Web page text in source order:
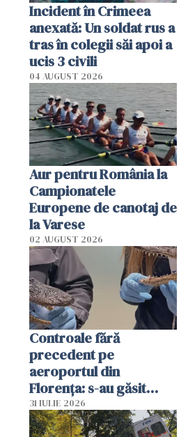
Incident în Crimeea
anexată: Un soldat rus a
tras în colegii săi apoi a
ucis 3 civili
04 AUGUST 2026
Aur pentru România la
Campionatele
Europene de canotaj de
la Varese
02 AUGUST 2026
Controale fără
precedent pe
aeroportul din
Florența: s-au găsit
capete de aligator și o
sumă imensă de bani
31 IULIE 2026